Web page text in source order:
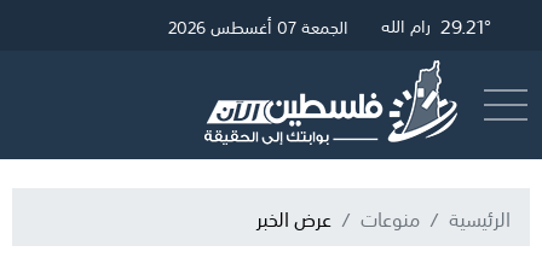
30.99° غزة 29.45° القدس 29.21° رام الله الجمعة 07 أغسطس 2026
الرئيسية منوعات عرض الخبر